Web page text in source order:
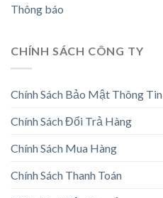
Thông báo
CHÍNH SÁCH CÔNG TY
Chính Sách Bảo Mật Thông Tin
Chính Sách Đổi Trả Hàng
Chính Sách Mua Hàng
Chính Sách Thanh Toán